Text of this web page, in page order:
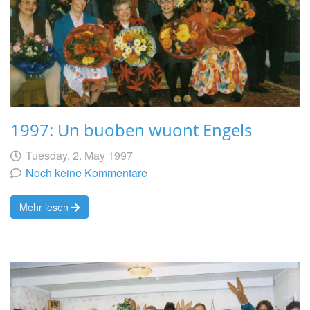
1997: Un buoben wuont Engels
Geschrieben
von
am Tuesday, 2. May 1997
Noch keine Kommentare
Mehr lesen